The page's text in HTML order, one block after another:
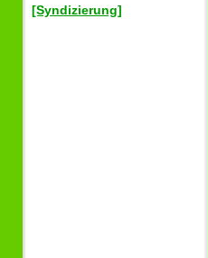
[Syndizierung]